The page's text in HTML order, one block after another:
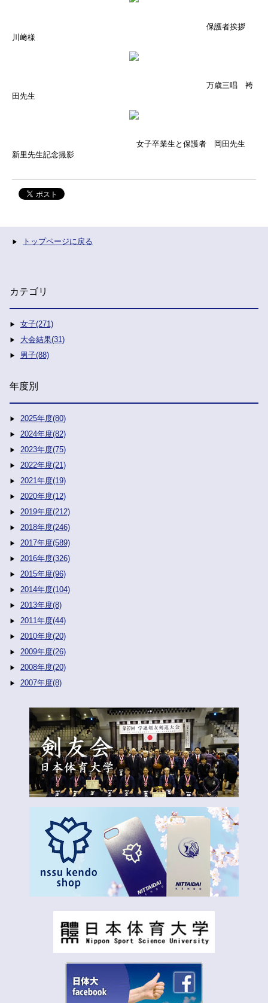
保護者挨拶
川﨑様
万歳三唱 袴
田先生
女子卒業生と保護者 岡田先生
新里先生記念撮影
トップページに戻る
カテゴリ
女子(271)
大会結果(31)
男子(88)
年度別
2025年度(80)
2024年度(82)
2023年度(75)
2022年度(21)
2021年度(19)
2020年度(12)
2019年度(212)
2018年度(246)
2017年度(589)
2016年度(326)
2015年度(96)
2014年度(104)
2013年度(8)
2011年度(44)
2010年度(20)
2009年度(26)
2008年度(20)
2007年度(8)